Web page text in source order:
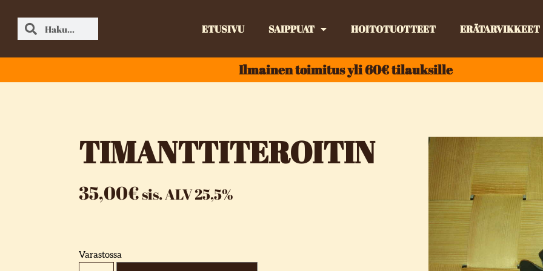
ETUSIVU SAIPPUAT HOITOTUOTTEET ERÄTARVIKKEET
Ilmainen toimitus yli 60€ tilauksille
TIMANTTITEROITIN
35,00€sis. ALV 25,5%
Varastossa